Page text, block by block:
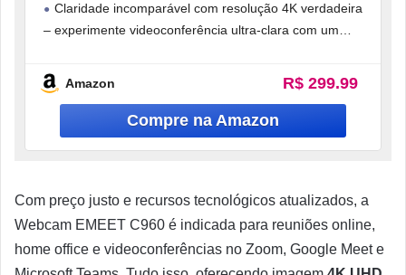
de Privacidade
Claridade incomparável com resolução 4K verdadeira
– experimente videoconferência ultra-clara com um
Sem
Amazon R$ 299.99
Com preço justo e recursos tecnológicos atualizados, a
Webcam EMEET C960 é indicada para reuniões online,
home office e videoconferências no Zoom, Google Meet e